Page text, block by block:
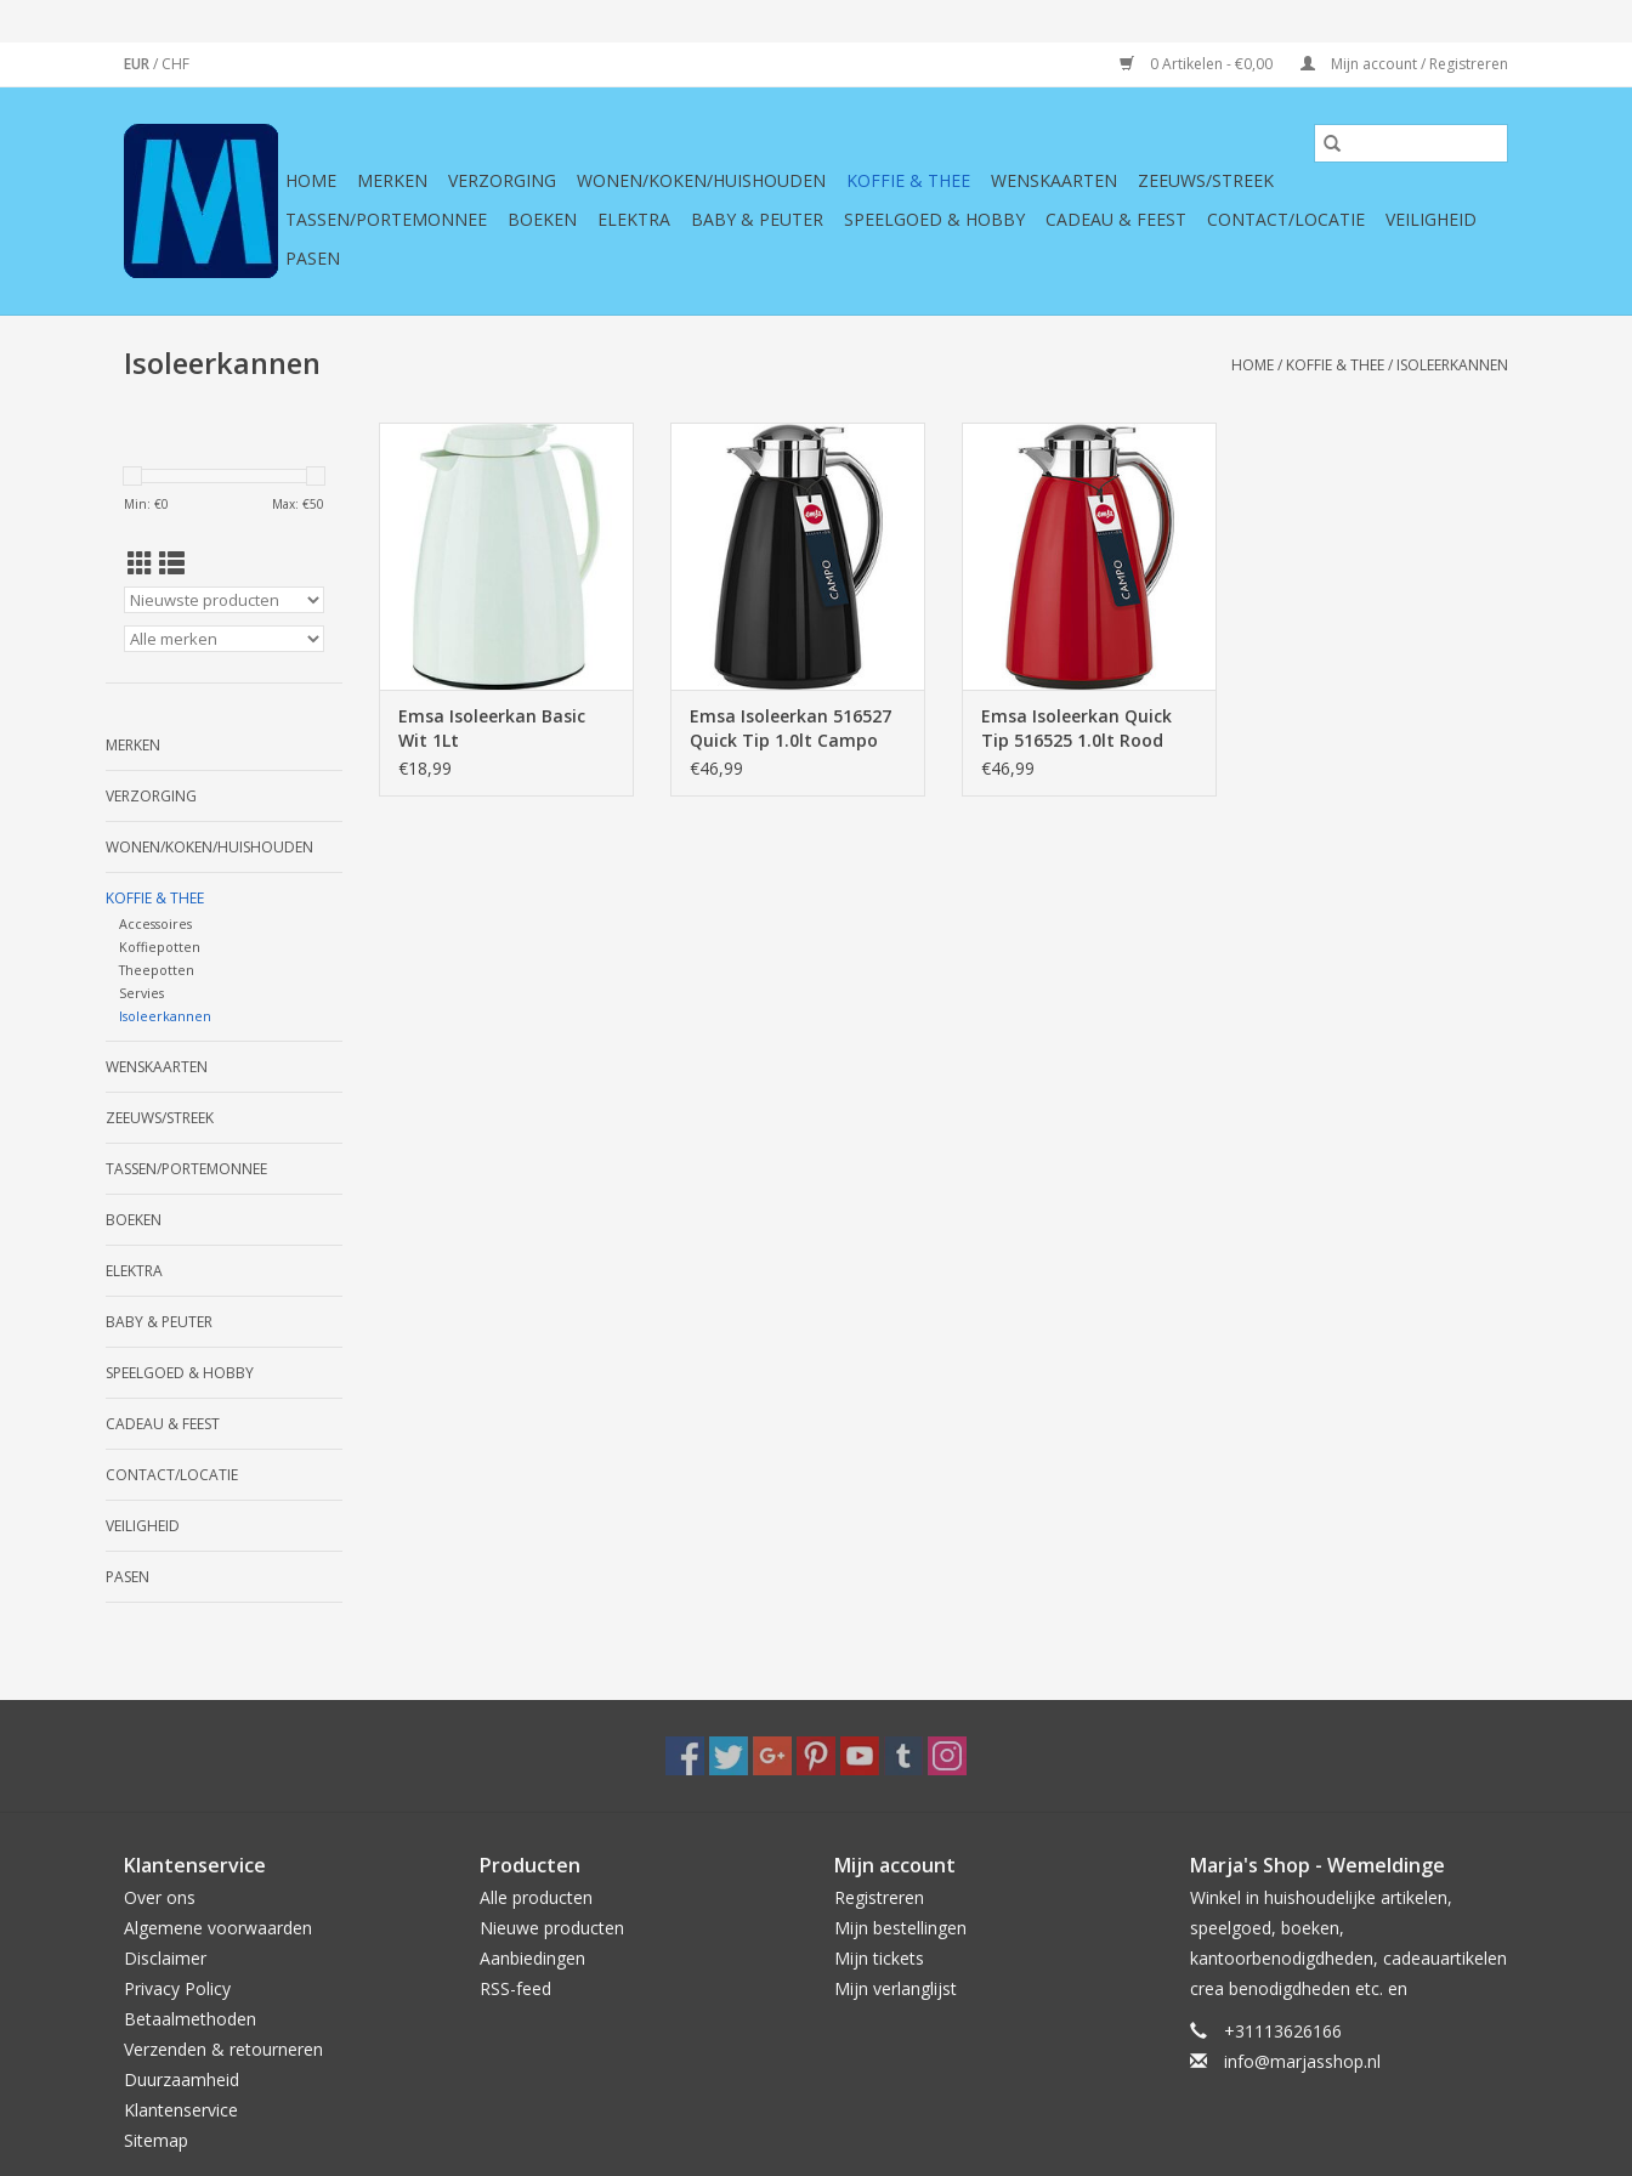
EUR/ CHF 0 Artikelen - €0,00 Mijn account / Registreren
HOME MERKEN VERZORGING WONEN/KOKEN/HUISHOUDEN KOFFIE & THEE WENSKAARTEN
ZEEUWS/STREEK
TASSEN/PORTEMONNEE
BOEKEN ELEKTRA BABY & PEUTER SPEELGOED & HOBBY CADEAU & FEEST CONTACT/LOCATIE
VEILIGHEID
PASEN
Isoleerkannen HOME/ KOFFIE & THEE/ ISOLEERKANNEN
Min: €0 Max: €50
MERKEN
VERZORGING
WONEN/KOKEN/HUISHOUDEN
KOFFIE & THEE
Accessoires
Koffiepotten
Theepotten
Servies
Isoleerkannen
WENSKAARTEN
ZEEUWS/STREEK
TASSEN/PORTEMONNEE
BOEKEN
ELEKTRA
BABY & PEUTER
SPEELGOED & HOBBY
CADEAU & FEEST
CONTACT/LOCATIE
VEILIGHEID
PASEN
Emsa Isoleerkan Basic Wit 1Lt
TOEVOEGEN AAN WINKELWAGEN
Emsa Isoleerkan Basic
Wit 1Lt
€18,99
Emsa Isoleerkan 516527 Quick
Tip 1.0lt Campo Antraciet
TOEVOEGEN AAN WINKELWAGEN
Emsa Isoleerkan 516527
Quick Tip 1.0lt Campo
Antraciet
€46,99
Emsa Isoleerkan Quick Tip
516525 1.0lt Rood Campo
TOEVOEGEN AAN WINKELWAGEN
Emsa Isoleerkan Quick
Tip 516525 1.0lt Rood
Campo
€46,99
Klantenservice
Over ons
Algemene voorwaarden
Disclaimer
Privacy Policy
Betaalmethoden
Verzenden & retourneren
Duurzaamheid
Klantenservice
Sitemap
Producten
Alle producten
Nieuwe producten
Aanbiedingen
RSS-feed
Mijn account
Registreren
Mijn bestellingen
Mijn tickets
Mijn verlanglijst
Marja's Shop - Wemeldinge
Winkel in huishoudelijke artikelen,
speelgoed, boeken,
kantoorbenodigdheden, cadeauartikelen
crea benodigdheden etc. en
+31113626166
info@marjasshop.nl